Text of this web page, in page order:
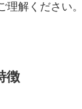
理解ください。
徴